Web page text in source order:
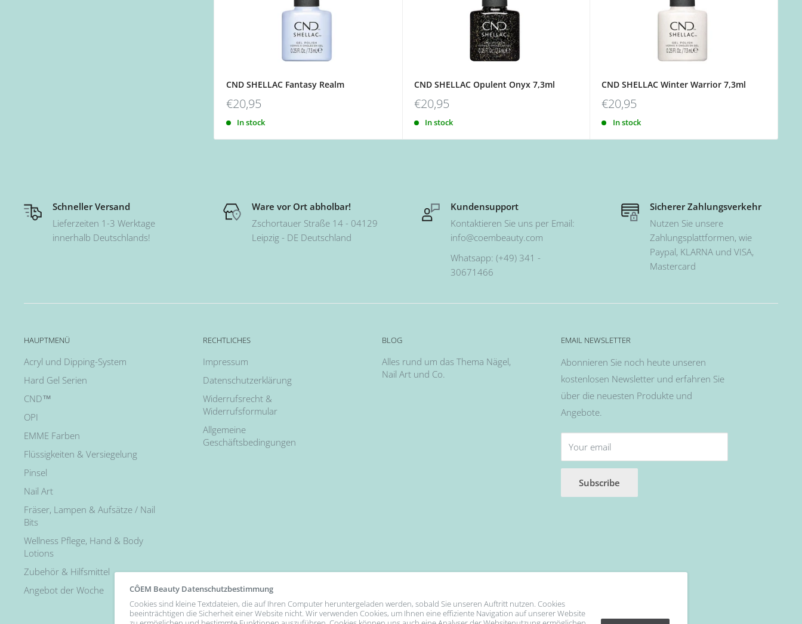
CND SHELLAC Fantasy Realm
€20,95
In stock
CND SHELLAC Opulent Onyx 7,3ml
€20,95
In stock
CND SHELLAC Winter Warrior 7,3ml
€20,95
In stock
Schneller Versand
Lieferzeiten 1-3 Werktage
innerhalb Deutschlands!
Ware vor Ort abholbar!
Zschortauer Straße 14 - 04129
Leipzig - DE Deutschland
Kundensupport
Kontaktieren Sie uns per Email:
info@coembeauty.com
Whatsapp: (+49) 341 -
30671466
Sicherer Zahlungsverkehr
Nutzen Sie unsere
Zahlungsplattformen, wie
Paypal, KLARNA und VISA,
Mastercard
HAUPTMENÜ
Acryl und Dipping-System
Hard Gel Serien
CND™
OPI
EMME Farben
Flüssigkeiten & Versiegelung
Pinsel
Nail Art
Fräser, Lampen & Aufsätze / Nail
Bits
Wellness Pflege, Hand & Body
Lotions
Zubehör & Hilfsmittel
Angebot der Woche
RECHTLICHES
Impressum
Datenschutzerklärung
Widerrufsrecht &
Widerrufsformular
Allgemeine
Geschäftsbedingungen
BLOG
Alles rund um das Thema Nägel,
Nail Art und Co.
EMAIL NEWSLETTER
Abonnieren Sie noch heute unseren
kostenlosen Newsletter und erfahren Sie
über die neuesten Produkte und
Angebote.
Your email
Subscribe
CÔEM Beauty Datenschutzbestimmung
Cookies sind kleine Textdateien, die auf Ihren Computer heruntergeladen werden, sobald Sie unseren Auftritt nutzen. Cookies
beeinträchtigen die Sicherheit einer Website nicht. Wir verwenden Cookies, um Ihnen eine effiziente Navigation auf unserer Website